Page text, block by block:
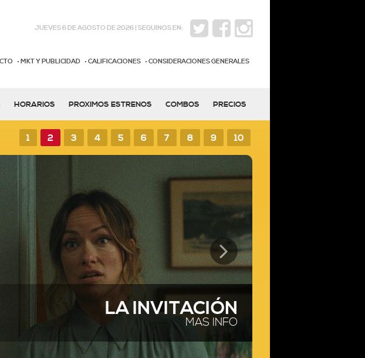
JUEVES 6 DE AGOSTO DE 2026 | SEGUINOS EN:
MKT Y PUBLICIDAD CALIFICACIONES CONSIDERACIONES GENERALES
HORARIOS PROXIMOS ESTRENOS COMBOS PRECIOS
1 2 3 4 5 6 7 8 9 10
LA INVITACIÓN
MAS INFO